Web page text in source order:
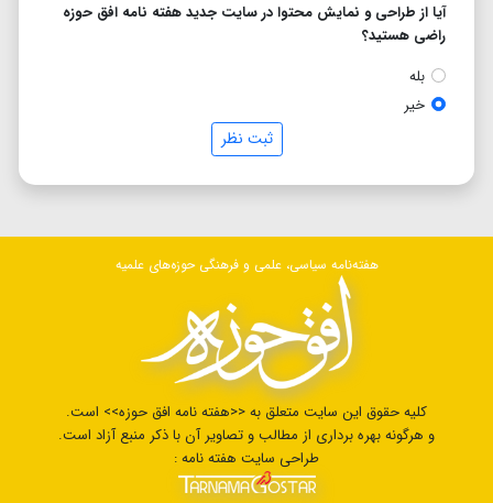
آیا از طراحی و نمایش محتوا در سایت جدید هفته نامه افق حوزه
راضی هستید؟
بله
خیر
ثبت نظر
هفته‌نامه سیاسی، علمی و فرهنگی حوزه‌های علمیه
کلیه حقوق این سایت متعلق به <<هفته نامه افق حوزه>> است.
و هرگونه بهره برداری از مطالب و تصاویر آن با ذکر منبع آزاد است.
طراحی سایت هفته نامه :